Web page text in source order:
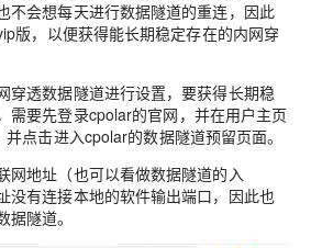
不会想每天进行数据隧道的重连，因此
版，以便获得能长期稳定存在的内网穿
穿透数据隧道进行设置，要获得长期稳
需要先登录cpolar的官网，并在用户主页
点击进入cpolar的数据隧道预留页面。
网地址（也可以看做数据隧道的入
没有连接本地的软件输出端口，因此也
隧道。